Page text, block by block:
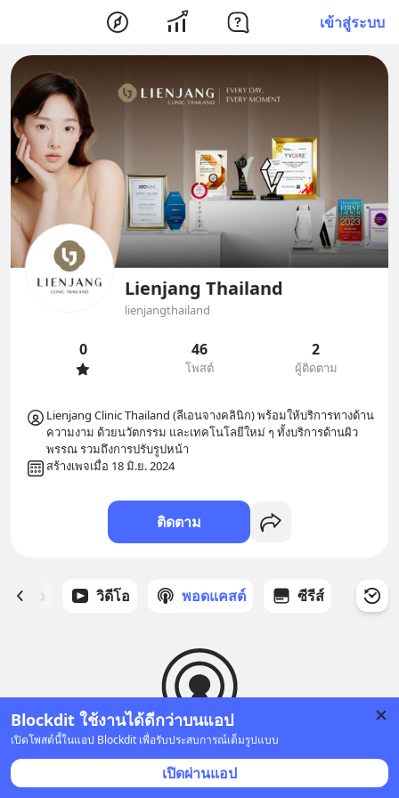
เข้าสู่ระบบ
Blockdit ใช้งานได้ดีกว่าบนแอป
เปิดโพสต์นี้ในแอป Blockdit เพื่อรับประสบการณ์เต็มรูปแบบ
เปิดผ่านแอป
Lienjang Thailand
lienjangthailand
0 46
โพสต์
2
ผู้ติดตาม
Lienjang Clinic Thailand (ลีเอนจางคลินิก) พร้อมให้บริการทางด้าน
ความงาม ด้วยนวัตกรรม และเทคโนโลยีใหม่ ๆ ทั้งบริการด้านผิว
สร้างเพจเมื่อ 18 มิ.ย. 2024
ติดตาม
ด้ดาว วิดีโอ พอดแคสต์ ซีรีส์
ยังไม่มีพอดแคสต์